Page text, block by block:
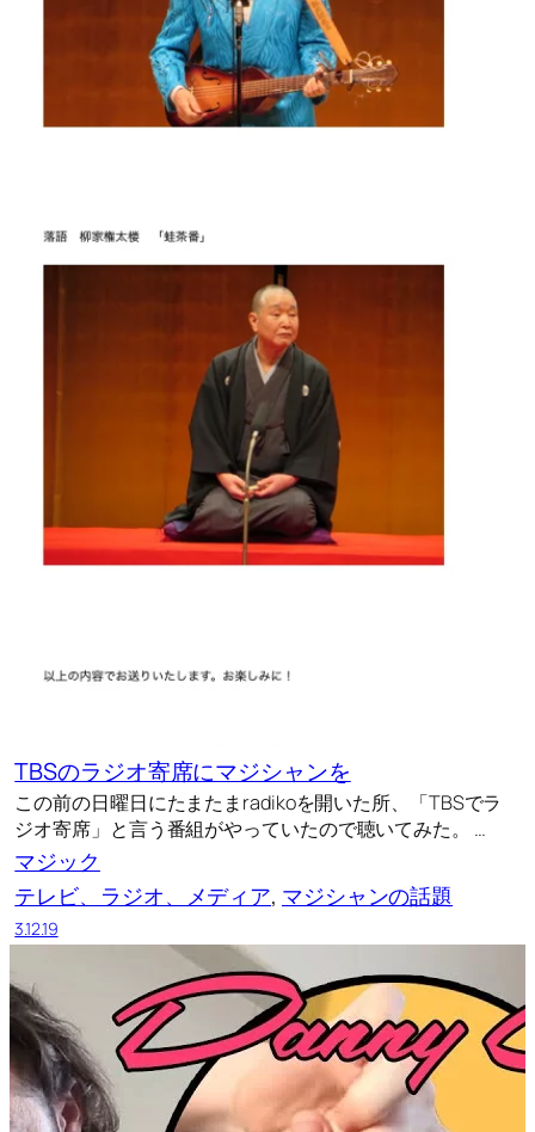
TBSのラジオ寄席にマジシャンを
この前の日曜日にたまたまradikoを開いた所、「TBSでラ
ジオ寄席」と言う番組がやっていたので聴いてみた。 …
マジック
テレビ、ラジオ、メディア, マジシャンの話題
3.12.19